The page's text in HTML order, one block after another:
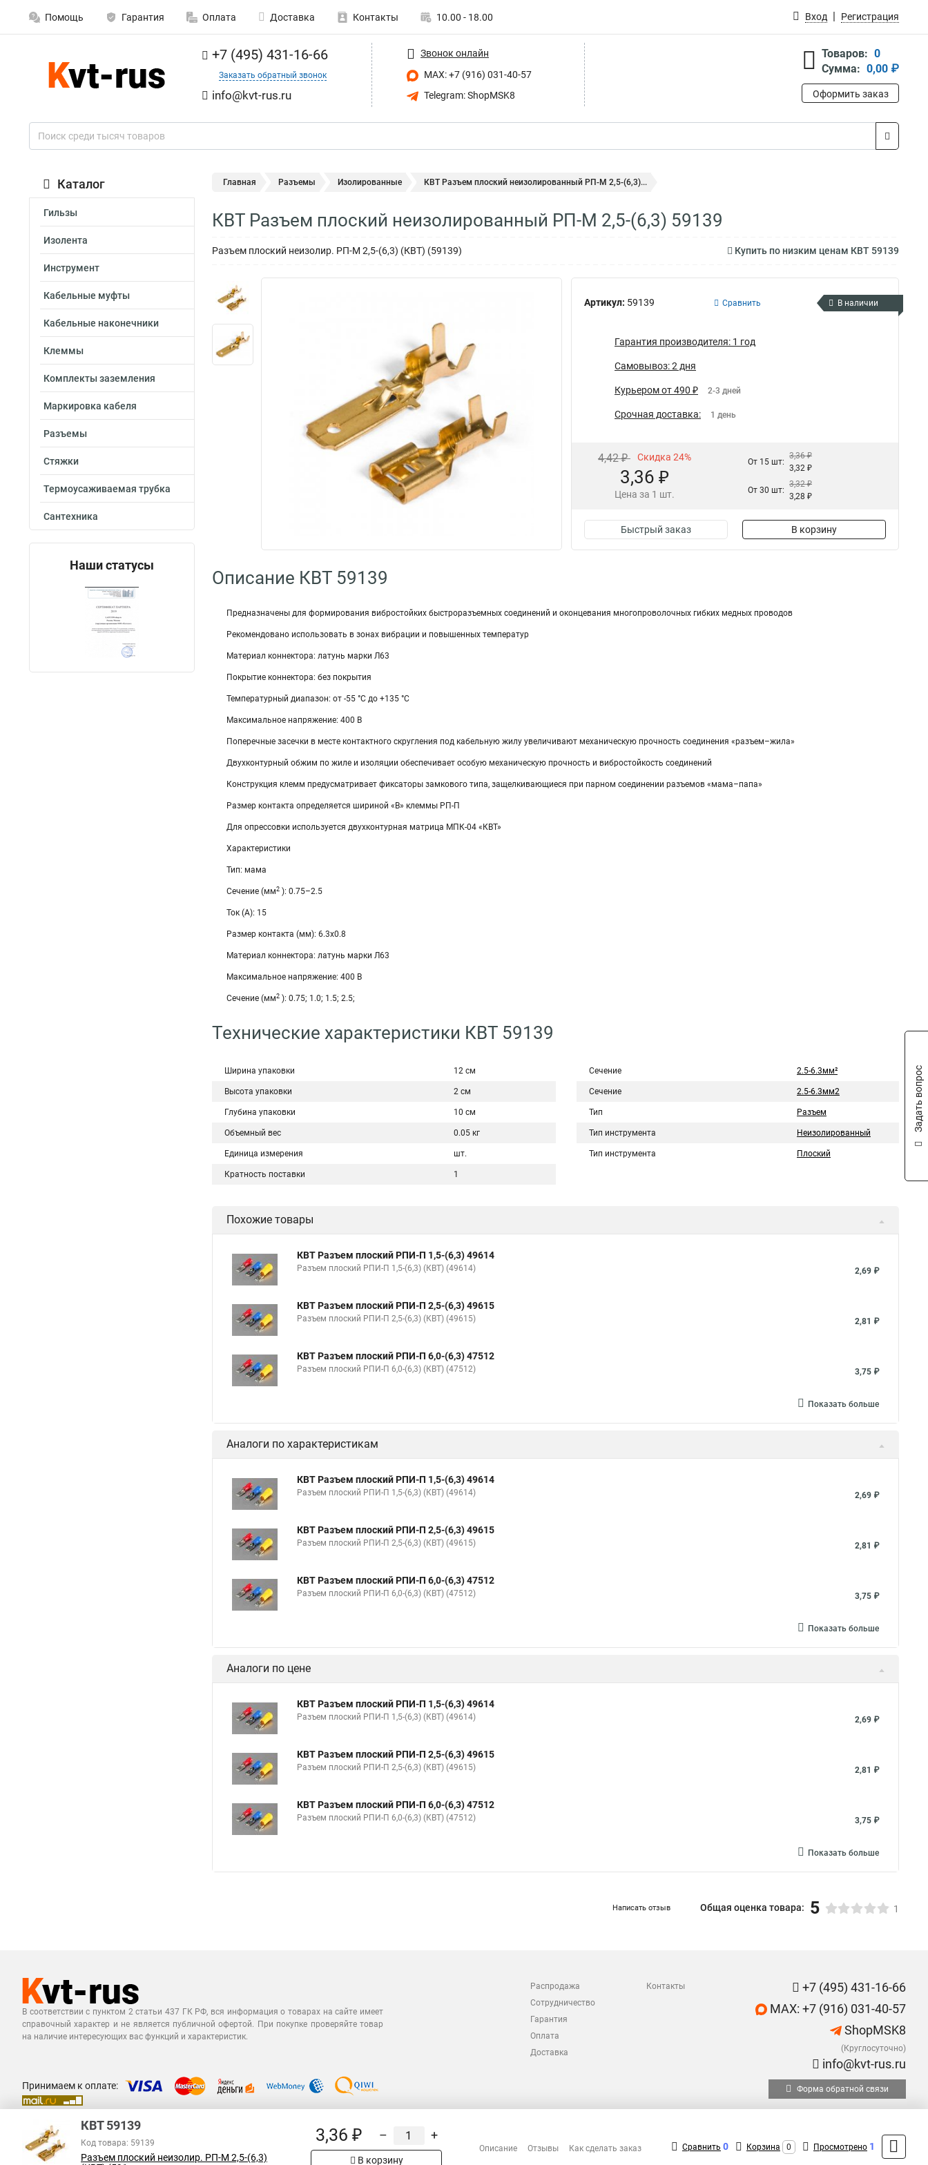
Помощь Гарантия Оплата Доставка Контакты 10.00 - 18.00 Вход Регистрация
+7 (495) 431-16-66
Заказать обратный звонок
info@kvt-rus.ru
Звонок онлайн
MAX: +7 (916) 031-40-57
Telegram: ShopMSK8
Товаров: 0
Сумма: 0,00 ₽
Оформить заказ
Каталог
Гильзы
Изолента
Инструмент
Кабельные муфты
Кабельные наконечники
Клеммы
Комплекты заземления
Маркировка кабеля
Разъемы
Стяжки
Термоусаживаемая трубка
Сантехника
Наши статусы
Главная Разъемы Изолированные КВТ Разъем плоский неизолированный РП-М 2,5-(6,3)...
КВТ Разъем плоский неизолированный РП-М 2,5-(6,3) 59139
Разъем плоский неизолир. РП-М 2,5-(6,3) (КВТ) (59139) Купить по низким ценам КВТ 59139
Артикул: 59139 Сравнить В наличии
Гарантия производителя: 1 год
Самовывоз: 2 дня
Курьером от 490 ₽ 2-3 дней
Срочная доставка: 1 день
4,42 ₽ Скидка 24%
3,36 ₽
Цена за 1 шт.
От 15 шт:
3,36 ₽
3,32 ₽
От 30 шт:
3,32 ₽
3,28 ₽
Быстрый заказ В корзину
Описание КВТ 59139
Предназначены для формирования вибростойких быстроразъемных соединений и оконцевания многопроволочных гибких медных проводов
Рекомендовано использовать в зонах вибрации и повышенных температур
Материал коннектора: латунь марки Л63
Покрытие коннектора: без покрытия
Температурный диапазон: от -55 °C до +135 °C
Максимальное напряжение: 400 В
Поперечные засечки в месте контактного скругления под кабельную жилу увеличивают механическую прочность соединения «разъем–жила»
Двухконтурный обжим по жиле и изоляции обеспечивает особую механическую прочность и вибростойкость соединений
Конструкция клемм предусматривает фиксаторы замкового типа, защелкивающиеся при парном соединении разъемов «мама–папа»
Размер контакта определяется шириной «В» клеммы РП-П
Для опрессовки используется двухконтурная матрица МПК-04 «КВТ»
Характеристики
Тип: мама
Сечение (мм2 ): 0.75–2.5
Ток (А): 15
Размер контакта (мм): 6.3х0.8
Материал коннектора: латунь марки Л63
Максимальное напряжение: 400 В
Сечение (мм2 ): 0.75; 1.0; 1.5; 2.5;
Технические характеристики КВТ 59139
Ширина упаковки 12 см
Высота упаковки 2 см
Глубина упаковки 10 см
Объемный вес 0.05 кг
Единица измерения шт.
Кратность поставки 1
Сечение 2.5-6.3мм²
Сечение 2.5-6.3мм2
Тип Разъем
Тип инструмента Неизолированный
Тип инструмента Плоский
Похожие товары
КВТ Разъем плоский РПИ-П 1,5-(6,3) 49614
Разъем плоский РПИ-П 1,5-(6,3) (КВТ) (49614) 2,69 ₽
КВТ Разъем плоский РПИ-П 2,5-(6,3) 49615
Разъем плоский РПИ-П 2,5-(6,3) (КВТ) (49615) 2,81 ₽
КВТ Разъем плоский РПИ-П 6,0-(6,3) 47512
Разъем плоский РПИ-П 6,0-(6,3) (КВТ) (47512) 3,75 ₽
Показать больше
Аналоги по характеристикам
КВТ Разъем плоский РПИ-П 1,5-(6,3) 49614
Разъем плоский РПИ-П 1,5-(6,3) (КВТ) (49614) 2,69 ₽
КВТ Разъем плоский РПИ-П 2,5-(6,3) 49615
Разъем плоский РПИ-П 2,5-(6,3) (КВТ) (49615) 2,81 ₽
КВТ Разъем плоский РПИ-П 6,0-(6,3) 47512
Разъем плоский РПИ-П 6,0-(6,3) (КВТ) (47512) 3,75 ₽
Показать больше
Аналоги по цене
КВТ Разъем плоский РПИ-П 1,5-(6,3) 49614
Разъем плоский РПИ-П 1,5-(6,3) (КВТ) (49614) 2,69 ₽
КВТ Разъем плоский РПИ-П 2,5-(6,3) 49615
Разъем плоский РПИ-П 2,5-(6,3) (КВТ) (49615) 2,81 ₽
КВТ Разъем плоский РПИ-П 6,0-(6,3) 47512
Разъем плоский РПИ-П 6,0-(6,3) (КВТ) (47512) 3,75 ₽
Показать больше
Написать отзыв Общая оценка товара: 5 1
В соответствии с пунктом 2 статьи 437 ГК РФ, вся информация о товарах на сайте имеет
справочный характер и не является публичной офертой. При покупке проверяйте товар
на наличие интересующих вас функций и характеристик.
Распродажа
Сотрудничество
Гарантия
Оплата
Доставка
Контакты
+7 (495) 431-16-66
MAX: +7 (916) 031-40-57
ShopMSK8
(Круглосуточно)
info@kvt-rus.ru
Принимаем к оплате: Форма обратной связи
КВТ 59139
Код товара: 59139
Разъем плоский неизолир. РП-М 2,5-(6,3)
3,36 ₽ – +
В корзину
Описание Отзывы Как сделать заказ Сравнить 0 Корзина 0 Просмотрено 1
Задать вопрос